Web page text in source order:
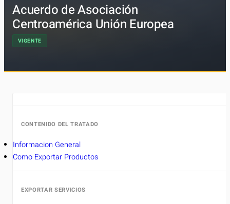
Acuerdo de Asociación
Centroamérica Unión Europea
VIGENTE
CONTENIDO DEL TRATADO
Informacion General
Como Exportar Productos
EXPORTAR SERVICIOS